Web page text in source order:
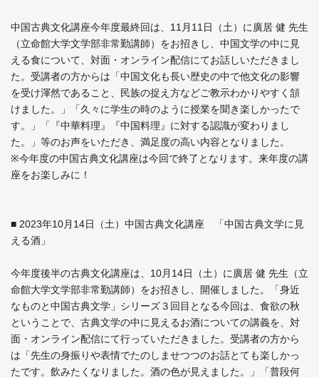
中国古典文化講座今年度最終回は、11月11日（土）に廣居 健 先生
（立命館大学文学部非常勤講師）をお招きし、中国文学の中に見
える食について、対面・オンライン配信にてお話しいただきまし
た。受講者の方からは「中国文化も長い歴史の中で他文化の影響
を受け渾然であること、民族の捉え方などご教示わかりやすく頷
けました。」「久々に学生の時のように授業を聞き楽しかったで
す。」「『中華料理』『中国料理』に対する認識が変わりまし
た。」等のお声をいただき、満足度の高い内容となりました。
※今年度の中国古典文化講座は今回で終了となります。来年度の講
座をお楽しみに！
■ 2023年10月14日（土）中国古典文化講座 「中国古典文学に見
える酒」
今年度後半の古典文化講座は、10月14日（土）に廣居 健 先生（立
命館大学文学部非常勤講師）をお招きし、開催しました。「身近
なものと中国古典文学」シリーズ３回目となる今回は、食欲の秋
ということで、古典文学の中に見えるお酒についての講義を、対
面・オンライン配信にて行っていただきました。受講者の方から
は「先生の身振りや表情でたのしませつつのお話とても楽しかっ
たです。飲みたくなりました。酒の色が見えました。」「普段何